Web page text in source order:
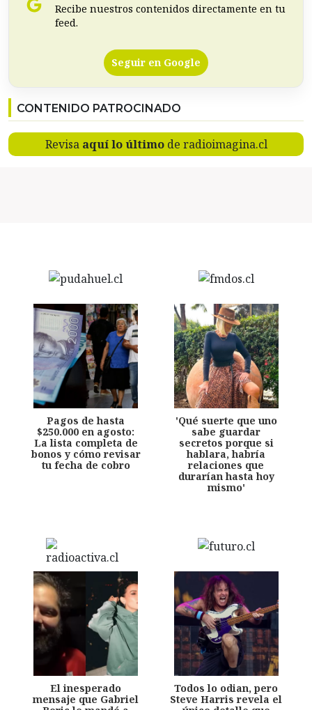
Recibe nuestros contenidos directamente en tu
feed.
Seguir en Google
CONTENIDO PATROCINADO
Revisa aquí lo últimode radioimagina.cl
Pagos de hasta
$250.000 en agosto:
La lista completa de
bonos y cómo revisar
tu fecha de cobro
'Qué suerte que uno
sabe guardar
secretos porque si
hablara, habría
relaciones que
durarían hasta hoy
mismo'
El inesperado
mensaje que Gabriel
Todos lo odian, pero
Steve Harris revela el